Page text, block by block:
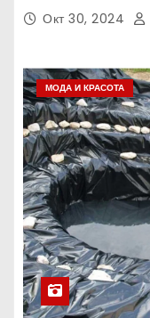
Окт 30, 2024
МОДА И КРАСОТА